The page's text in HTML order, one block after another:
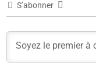
S’abonner